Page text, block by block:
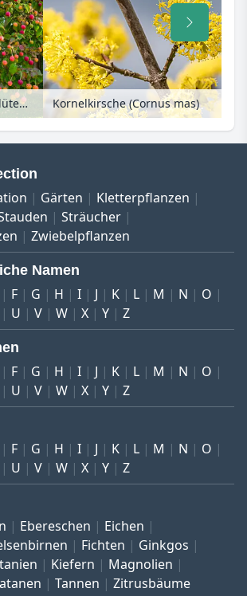
Japanischer Blütenhartriegel (Cornus kousa) Kornelkirsche (Cornus mas)
Gärten
Kletterpflanzen
Sträucher
Zwiebelpflanzen
Namen
F G H I J K L M N
O
U V W X Y Z
F G H I J K L M N
O
U V W X Y Z
F G H I J K L M N
O
U V W X Y Z
Ebereschen
Eichen
Fichten
Ginkgos
Kiefern
Magnolien
Tannen Zitrusbäume